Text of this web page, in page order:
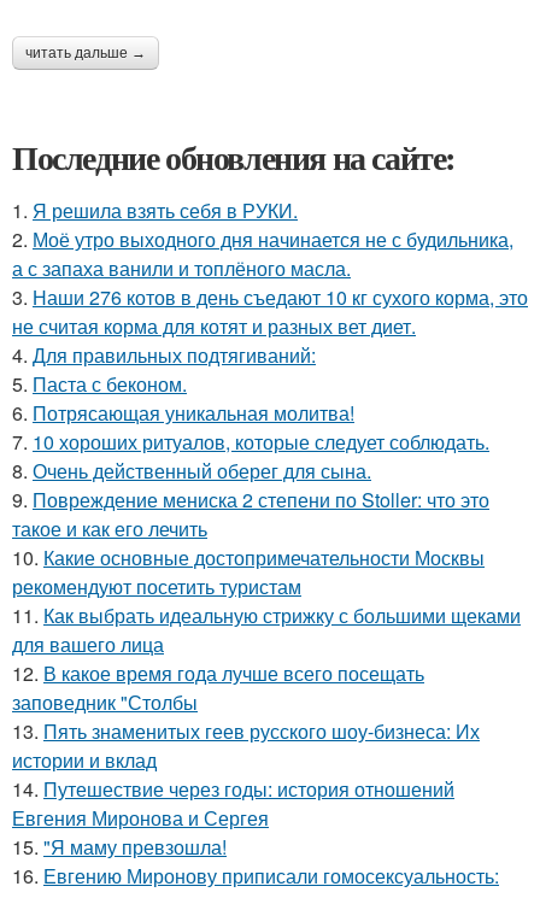
читать дальше →
Последние обновления на сайте:
1. Я решила взять себя в РУКИ.
2. Моё утро выходного дня начинается не с будильника,
а с запаха ванили и топлёного масла.
3. Наши 276 котов в день съедают 10 кг сухого корма, это
не считая корма для котят и разных вет диет.
4. Для правильных подтягиваний:
5. Паста с беконом.
6. Потрясающая уникальная молитва!
7. 10 хороших ритуалов, которые следует соблюдать.
8. Очень действенный оберег для сына.
9. Повреждение мениска 2 степени по Stoller: что это
такое и как его лечить
10. Какие основные достопримечательности Москвы
рекомендуют посетить туристам
11. Как выбрать идеальную стрижку с большими щеками
для вашего лица
12. В какое время года лучше всего посещать
заповедник "Столбы
13. Пять знаменитых геев русского шоу-бизнеса: Их
истории и вклад
14. Путешествие через годы: история отношений
Евгения Миронова и Сергея
15. "Я маму превзошла!
16. Евгению Миронову приписали гомосексуальность: